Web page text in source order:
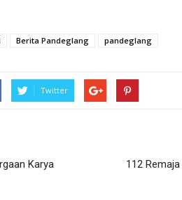
Berita Pandeglang pandeglang
Twitter
Karya
112